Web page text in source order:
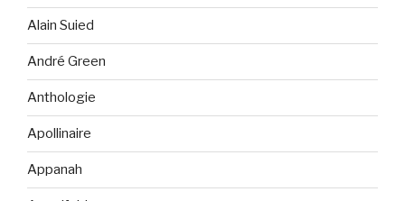
Alain Suied
André Green
Anthologie
Apollinaire
Appanah